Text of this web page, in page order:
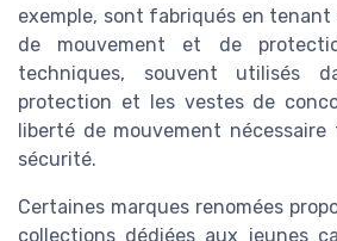
exemple, sont fabriqués en tenant
de mouvement et de
techniques, souvent utilisés
protection et les vestes de
liberté de mouvement
sécurité.
Certaines marques renomées
collections dédiées aux jeunes